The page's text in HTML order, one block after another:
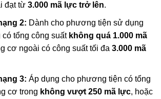
đạt từ 3.000 mã lực trở lên.
2: Dành cho phương tiện sử dụng
tổng công suất không quá 1.000 mã
cơ ngoài có công suất tối đa 3.000 mã
3: Áp dụng cho phương tiện có tổng
cơ trong không vượt 250 mã lực, hoặc